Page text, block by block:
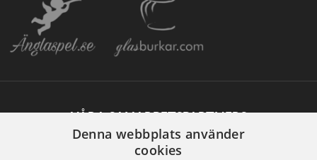
VÅRA SAMARBETSPARTNERS
Denna webbplats använder
cookies